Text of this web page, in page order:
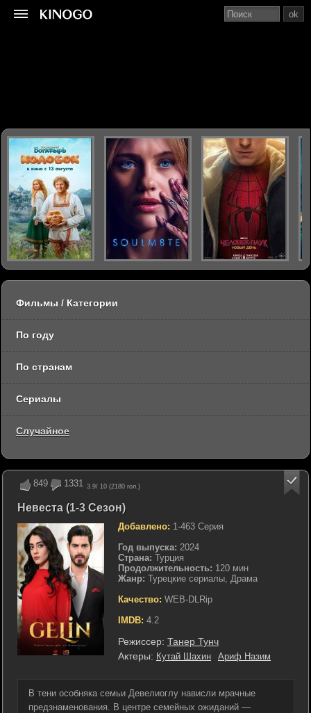
849 1331 3.9/ 10 (2180 гол.)
Невеста (1-3 Сезон)
Добавлено: 1-463 Серия
Год выпуска: 2024
Страна: Турция
Продолжительность: 120 мин
Жанр: Турецкие сериалы, Драма
Качество: WEB-DLRip
IMDB: 4.2
Режиссер: Танер Тунч
Актеры: Кутай Шахин Ариф Назим
В тени особняка семьи Девелиоглу нависли мрачные
предзнаменования. В центре семейных ожиданий —
ok
Фильмы / Категории
По году
По странам
Сериалы
Случайное